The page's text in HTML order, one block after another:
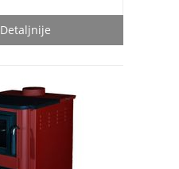
Detaljnije